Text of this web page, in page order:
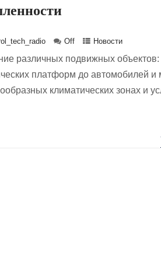
Off Новости
различных подвижных объектов:
платформ до автомобилей и
климатических зонах и